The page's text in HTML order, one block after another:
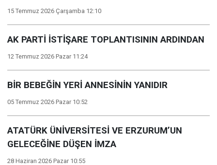
15 Temmuz 2026 Çarşamba 12:10
AK PARTİ İSTİŞARE TOPLANTISININ ARDINDAN
12 Temmuz 2026 Pazar 11:24
BİR BEBEĞİN YERİ ANNESİNİN YANIDIR
05 Temmuz 2026 Pazar 10:52
ATATÜRK ÜNİVERSİTESİ VE ERZURUM’UN
GELECEĞİNE DÜŞEN İMZA
28 Haziran 2026 Pazar 10:55